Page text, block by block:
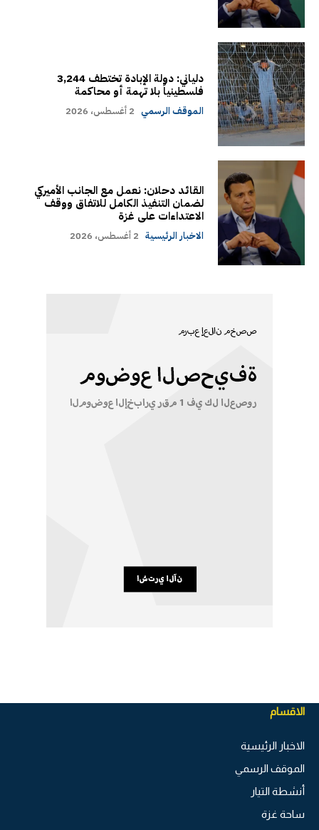
دلياني: دولة الإبادة تختطف 3,244
فلسطينياً بلا تهمة أو محاكمة
الموقف الرسمي 2 أغسطس، 2026
القائد دحلان: نعمل مع الجانب الأميركي
لضمان التنفيذ الكامل للاتفاق ووقف
الاعتداءات على غزة
الاخبار الرئيسية 2 أغسطس، 2026
الاقسام
الاخبار الرئيسية
الموقف الرسمي
أنشطة التيار
ساحة غزة